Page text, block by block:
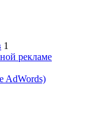
1
рекламе
AdWords)